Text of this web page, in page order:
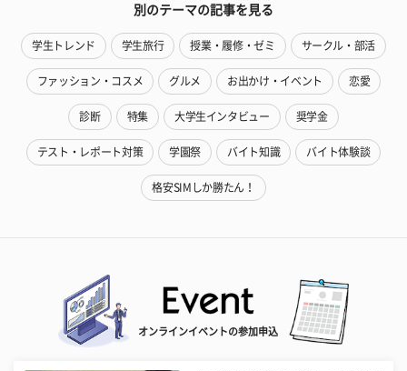
別のテーマの記事を見る
学生トレンド 学生旅行 授業・履修・ゼミ サークル・部活
ファッション・コスメ グルメ お出かけ・イベント 恋愛
診断 特集 大学生インタビュー 奨学金
テスト・レポート対策 学園祭 バイト知識 バイト体験談
格安SIMしか勝たん！
オンラインイベントの参加申込